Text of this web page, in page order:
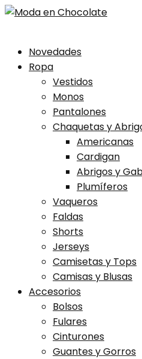
Skip
content
Novedades
Ropa
Vestidos
Monos
Pantalones
Chaquetas y
Americanas
Cardigan
Abrigos y
Plumíferos
Vaqueros
Faldas
Shorts
Jerseys
Camisetas y Tops
Camisas y Blusas
Accesorios
Bolsos
Fulares
Cinturones
Guantes y Gorros